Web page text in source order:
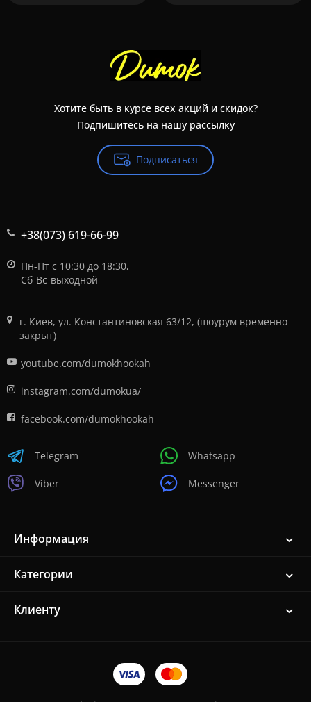
Хотите быть в курсе всех акций и скидок?
Подпишитесь на нашу рассылку
Подписаться
+38(073) 619-66-99
Пн-Пт с 10:30 до 18:30,
Сб-Вс-выходной
г. Киев, ул. Константиновская 63/12, (шоурум временно
закрыт)
youtube.com/dumokhookah
instagram.com/dumokua/
facebook.com/dumokhookah
Telegram
Viber
Whatsapp
Messenger
Информация
Категории
Клиенту